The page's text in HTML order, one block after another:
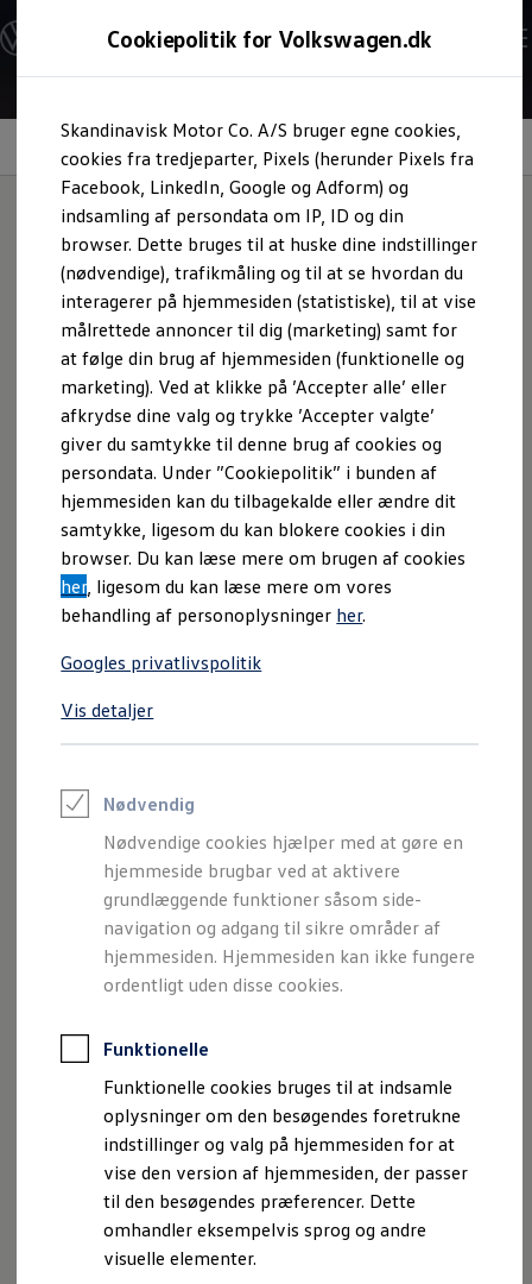
Cookiepolitik for Volkswagen.dk
Skandinavisk Motor Co. A/S bruger egne cookies,
cookies fra tredjeparter, Pixels (herunder Pixels fra
Facebook, LinkedIn, Google og Adform) og
indsamling af persondata om IP, ID og din
browser. Dette bruges til at huske dine indstillinger
(nødvendige), trafikmåling og til at se hvordan du
interagerer på hjemmesiden (statistiske), til at vise
målrettede annoncer til dig (marketing) samt for
at følge din brug af hjemmesiden (funktionelle og
marketing). Ved at klikke på ’Accepter alle’ eller
afkrydse dine valg og trykke ’Accepter valgte’
giver du samtykke til denne brug af cookies og
persondata. Under ”Cookiepolitik” i bunden af
hjemmesiden kan du tilbagekalde eller ændre dit
samtykke, ligesom du kan blokere cookies i din
browser. Du kan læse mere om brugen af cookies
her, ligesom du kan læse mere om vores
behandling af personoplysninger her.
Googles privatlivspolitik
Vis detaljer
Nødvendig
Nødvendige cookies hjælper med at gøre en
hjemmeside brugbar ved at aktivere
grundlæggende funktioner såsom side-
navigation og adgang til sikre områder af
hjemmesiden. Hjemmesiden kan ikke fungere
ordentligt uden disse cookies.
Funktionelle
Funktionelle cookies bruges til at indsamle
oplysninger om den besøgendes foretrukne
indstillinger og valg på hjemmesiden for at
vise den version af hjemmesiden, der passer
til den besøgendes præferencer. Dette
omhandler eksempelvis sprog og andre
visuelle elementer.
hovedindhold
footer
Modeller og konfigurator
Byg din Volkswagen
Alle modeller
Kend din Volkswagen
Erhvervsbiler
Værktøjskassen
ConnectedFleet
Service
California on Tour app
Elektriske biler
Elbiler
ID. Polo
ID. Cross
ID.3 Neo
ID.4
ID.5
ID.7
ID.7 Tourer
ID. Buzz
Konceptbiler
ID. EVERY1
ID. 2all & ID. GTI
Varebiler på el
Elektromobilitet i dagligdagen
Eldrevne modeller
ID. Buzz Cargo
Opladning og Rækkevidde
Opladning med Clever
Opladning med Clever - Erhvervsbiler
Udregn din rækkevidde
Lær din ID. at kende
Varmepumpe
Energieffektivitet
Teaser Battery Regulation
Software og konnektivitet
ID. Software 6.0
ID.- softwareversioner og opdateringer
Grænseflader til din ID.
Køb og leasing
Lagerbiler til hurtig levering
Book en prøvetur
Bestil et tilbud
Brugte biler
Pendlerleasing
Budgetberegner
Firmabil
Vejen til en ny Volkswagen
Online Privatleasing
Finansiering og forsikring
Volkswagen Forsikring
Volkswagen Finansiering
Lakering
Få mere farveind i din
hverdag
Her ses ID. Buzz i lakeringen Candy
White/Bay Leaf Green Metallic
Skil dig ud i mængden. ID. Buzz kan fås i flere forskellige
farver som matcher bilens ikoniske design. Her kan du
vælge mellem alt fra klassiske til friske farver, som tilføjer
kant og personlighed til bilen.